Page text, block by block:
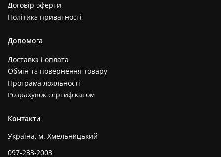
Договір оферти
Політика приватності
Допомога
Доставка і оплата
Обмін та повернення товару
Програма лояльності
Розрахунок сертифікатом
Контакти
Україна, м. Хмельницький
097-233-2003